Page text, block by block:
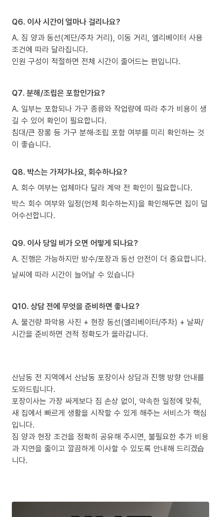
Q6. 이사 시간이 얼마나 걸리나요?
A. 짐 양과 동선(계단/주차 거리), 이동 거리, 엘리베이터 사용
조건에 따라 달라집니다.
인원 구성이 적절하면 전체 시간이 줄어드는 편입니다.
Q7. 분해/조립은 포함인가요?
A. 일부는 포함되나 가구 종류와 작업량에 따라 추가 비용이 생
길 수 있어 확인이 필요합니다.
침대/큰 장롱 등 가구 분해·조립 포함 여부를 미리 확인하는 것
이 좋습니다.
Q8. 박스는 가져가나요, 회수하나요?
A. 회수 여부는 업체마다 달라 계약 전 확인이 필요합니다.
박스 회수 여부와 일정(언제 회수하는지)을 확인해두면 집이 덜
어수선합니다.
Q9. 이사 당일 비가 오면 어떻게 되나요?
A. 진행은 가능하지만 방수/포장과 동선 안전이 더 중요합니다.
날씨에 따라 시간이 늘어날 수 있습니다
Q10. 상담 전에 무엇을 준비하면 좋나요?
A. 물건량 파악용 사진 + 현장 동선(엘리베이터/주차) + 날짜/
시간을 준비하면 견적 정확도가 올라갑니다.
산남동 전 지역에서 산남동 포장이사 상담과 진행 방향 안내를
도와드립니다.
포장이사는 가장 싸게보다 짐 손상 없이, 약속한 일정에 맞춰,
새 집에서 빠르게 생활을 시작할 수 있게 해주는 서비스가 핵심
입니다.
짐 양과 현장 조건을 정확히 공유해 주시면, 불필요한 추가 비용
과 지연을 줄이고 깔끔하게 이사할 수 있도록 안내해 드리겠습
니다.